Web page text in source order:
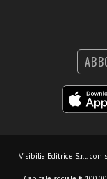
Visibilia Editrice S.r.l. con